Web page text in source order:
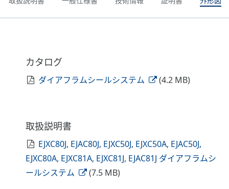
カタログ
ダイアフラムシールシステム (4.2 MB)
取扱説明書
EJXC80J, EJAC80J, EJXC50J, EJXC50A, EJAC50J,
EJXC80A, EJXC81A, EJXC81J, EJAC81J ダイアフラムシ
ールシステム
(7.5 MB)